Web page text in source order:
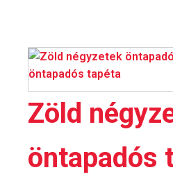
Zöld
öntapadós